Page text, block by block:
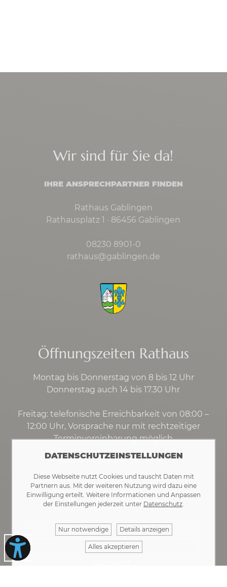
Wir sind für Sie da!
IHRE ANSPRECHPARTNER FINDEN
Rathaus Gablingen
Rathausplatz 1 · 86456 Gablingen
08230 8901-0
rathaus@gablingen.de
Öffnungszeiten Rathaus
Montag bis Donnerstag von 8 bis 12 Uhr
Donnerstag auch 14 bis 17.30 Uhr
Freitag: telefonische Erreichbarkeit von 08:00 –
12:00 Uhr, Vorsprache nur mit rechtzeitiger
Terminvereinbarung möglich
Kontakt·Impressum·Datenschutz
Ihre Nachricht
DATENSCHUTZEINSTELLUNGEN
Diese Webseite nutzt Cookies und tauscht Daten mit
Partnern aus. Mit der weiteren Nutzung wird dazu eine
Einwilligung erteilt. Weitere Informationen und Anpassen
der Einstellungen jederzeit unter Datenschutz.
Nur notwendige Details anzeigen
Alles akzeptieren